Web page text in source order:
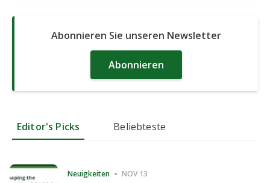
Abonnieren Sie unseren Newsletter
Abonnieren
Editor's Picks Beliebteste
Neuigkeiten NOV 13